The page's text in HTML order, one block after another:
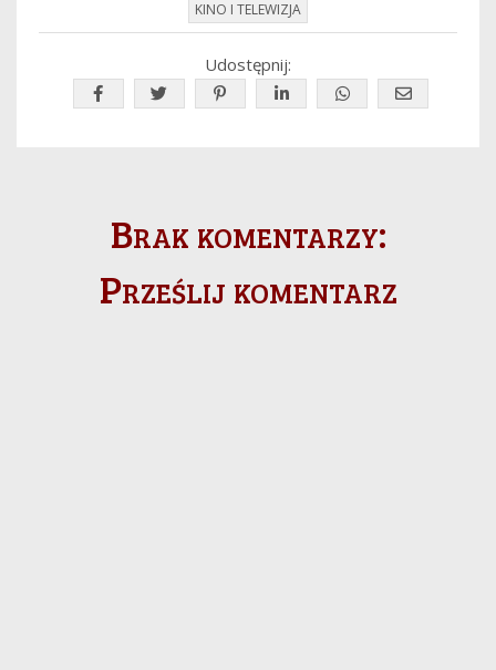
KINO I TELEWIZJA
Udostępnij:
Brak komentarzy:
Prześlij komentarz